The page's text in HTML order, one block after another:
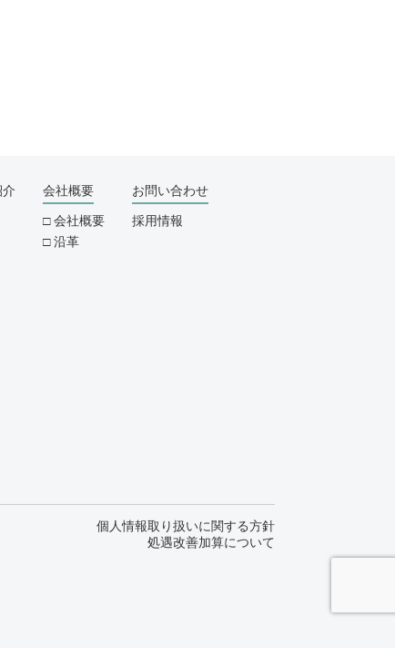
会社概要
会社概要
沿革
お問い合わせ
採用情報
個人情報取り扱いに関する方針
処遇改善加算について